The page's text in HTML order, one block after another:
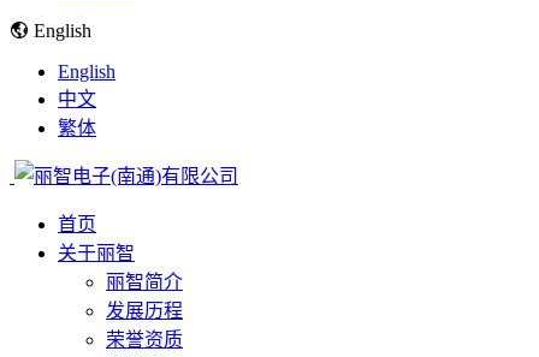
English
English
中文
繁体
首页
关于丽智
丽智简介
发展历程
荣誉资质